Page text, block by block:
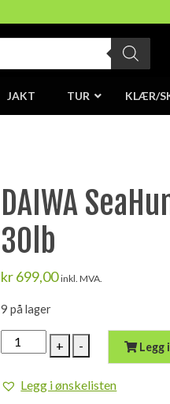
JAKT TUR KLÆR/
DAIWA
30lb
kr699,00 inkl. MVA.
9 på lager
+
DAIWA
SeaHunter
7'
- Legg
Legg i ønskelisten